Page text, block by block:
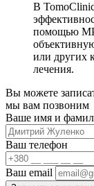
В
помощью
или других
лечения.
Вы можете
мы вам позвоним
Ваше имя и
Ваш телефон
Ваш email